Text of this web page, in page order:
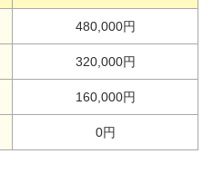
480,000円
320,000円
160,000円
0円